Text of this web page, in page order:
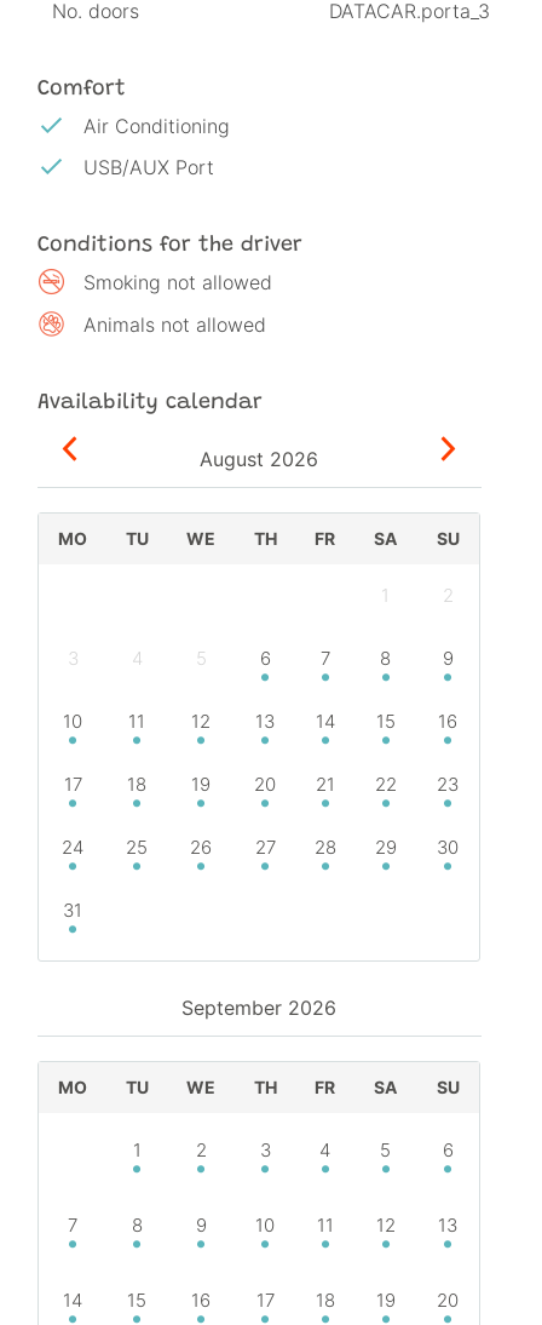
No. doors DATACAR.porta_3
Comfort
Air Conditioning
USB/AUX Port
Conditions for the driver
Smoking not allowed
Animals not allowed
Availability calendar
August 2026
MO TU WE TH FR SA SU
1 2
3 4 5 6 7 8 9
10 11 12 13 14 15 16
17 18 19 20 21 22 23
24 25 26 27 28 29 30
31
September 2026
MO TU WE TH FR SA SU
1 2 3 4 5 6
7 8 9 10 11 12 13
14 15 16 17 18 19 20